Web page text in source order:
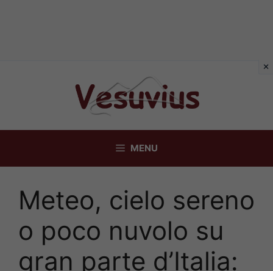
MENU
Meteo, cielo sereno
o poco nuvolo su
gran parte d’Italia: